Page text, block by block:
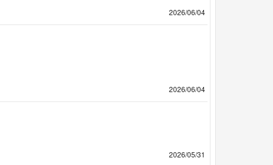
2026/06/04
2026/06/04
2026/05/31